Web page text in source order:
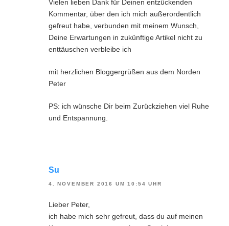
Vielen lieben Dank für Deinen entzückenden
Kommentar, über den ich mich außerordentlich
gefreut habe, verbunden mit meinem Wunsch,
Deine Erwartungen in zukünftige Artikel nicht zu
enttäuschen verbleibe ich
mit herzlichen Bloggergrüßen aus dem Norden
Peter
PS: ich wünsche Dir beim Zurückziehen viel Ruhe
und Entspannung.
Su
4. NOVEMBER 2016 UM 10:54 UHR
Lieber Peter,
ich habe mich sehr gefreut, dass du auf meinen